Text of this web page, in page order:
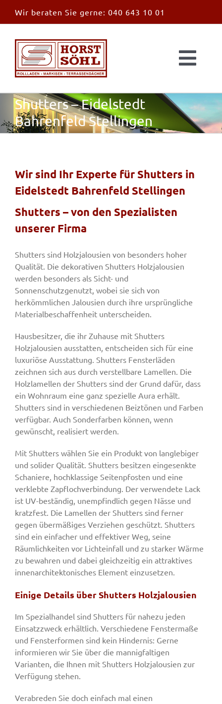
Inhalt
Wir beraten Sie gerne: 040 643 10 01
News
Überdachungen
Fenster & Türen
Tore
Smart Home
Team
Jobs
Kontakt
Shutters – Eidelstedt
Bahrenfeld Stellingen
Wir sind Ihr Experte für Shutters in
Eidelstedt Bahrenfeld Stellingen
Shutters – von den Spezialisten
unserer Firma
Shutters sind Holzjalousien von besonders hoher
Qualität. Die dekorativen Shutters Holzjalousien
werden besonders als Sicht- und
Sonnenschutzgenutzt, wobei sie sich von
herkömmlichen Jalousien durch ihre ursprüngliche
Materialbeschaffenheit unterscheiden.
Hausbesitzer, die ihr Zuhause mit Shutters
Holzjalousien ausstatten, entscheiden sich für eine
luxuriöse Ausstattung. Shutters Fensterläden
zeichnen sich aus durch verstellbare Lamellen. Die
Holzlamellen der Shutters sind der Grund dafür, dass
ein Wohnraum eine ganz spezielle Aura erhält.
Shutters sind in verschiedenen Beiztönen und Farben
verfügbar. Auch Sonderfarben können, wenn
gewünscht, realisiert werden.
Mit Shutters wählen Sie ein Produkt von langlebiger
und solider Qualität. Shutters besitzen eingesenkte
Schaniere, hochklassige Seitenpfosten und eine
verklebte Zapflochverbindung. Der verwendete Lack
ist UV-beständig, unempfindlich gegen Nässe und
kratzfest. Die Lamellen der Shutters sind ferner
gegen übermäßiges Verziehen geschützt. Shutters
sind ein einfacher und effektiver Weg, seine
Räumlichkeiten vor Lichteinfall und zu starker Wärme
zu bewahren und dabei gleichzeitig ein attraktives
innenarchitektonisches Element einzusetzen.
Einige Details über Shutters Holzjalousien
Im Spezialhandel sind Shutters für nahezu jeden
Einsatzzweck erhältlich. Verschiedene Fenstermaße
und Fensterformen sind kein Hindernis: Gerne
informieren wir Sie über die mannigfaltigen
Varianten, die Ihnen mit Shutters Holzjalousien zur
Verfügung stehen.
Verabreden Sie doch einfach mal einen